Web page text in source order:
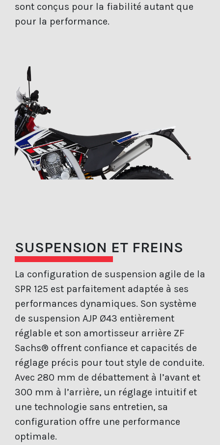
sont conçus pour la fiabilité autant que
pour la performance.
SUSPENSION ET FREINS
La configuration de suspension agile de la
SPR 125 est parfaitement adaptée à ses
performances dynamiques. Son système
de suspension AJP Ø43 entièrement
réglable et son amortisseur arrière ZF
Sachs® offrent confiance et capacités de
réglage précis pour tout style de conduite.
Avec 280 mm de débattement à l’avant et
300 mm à l’arrière, un réglage intuitif et
une technologie sans entretien, sa
configuration offre une performance
optimale.